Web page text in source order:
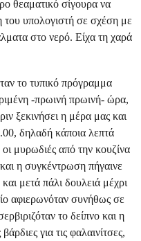
θεαματικό σίγουρα να
του υπολογιστή σε σχέση με
στο νερό. Είχα τη χαρά
το τυπικό πρόγραμμα
-πρωινή πρωινή- ώρα,
ξεκινήσει η μέρα μας και
δηλαδή κάποια λεπτά
μυρωδιές από την κουζίνα
η συγκέντρωση πήγαινε
μετά πάλι δουλειά μέχρι
αφιερωνόταν συνήθως σε
το δείπνο και η
για τις φαλαινίτσες,